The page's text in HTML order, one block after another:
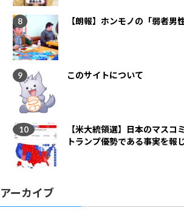
【朗報】ホンモノの「弱者男
このサイトについて
【米大統領選】日本のマスコ
トランプ優勢である事実を報
アーカイブ